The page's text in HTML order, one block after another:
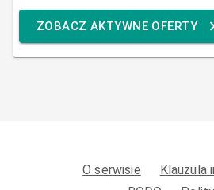
ZOBACZ AKTYWNE OFERTY
O serwisie
Klauzula